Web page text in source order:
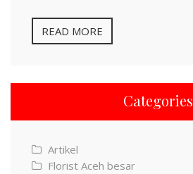
READ MORE
Categories
Artikel
Florist Aceh besar